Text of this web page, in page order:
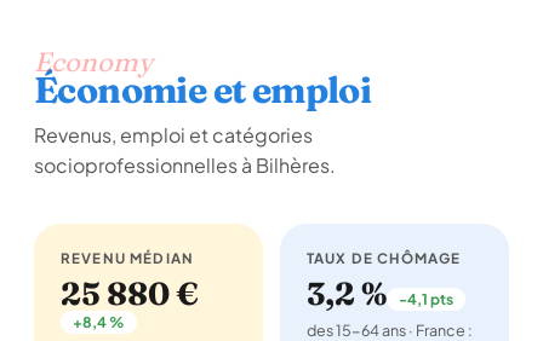
Economy
Économie et emploi
Revenus, emploi et catégories
socioprofessionnelles à Bilhères.
REVENU MÉDIAN
25 880 €
+8,4 %
TAUX DE CHÔMAGE
3,2 % -4,1 pts
des 15-64 ans · France :